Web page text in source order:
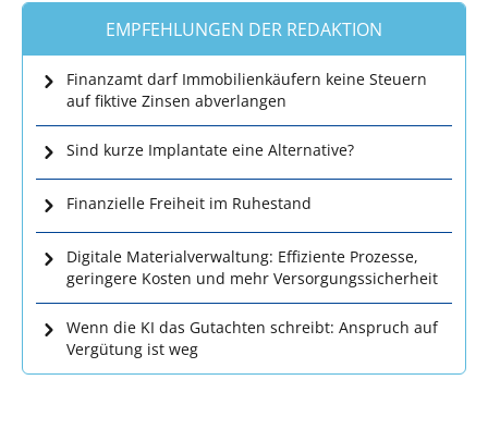
EMPFEHLUNGEN DER REDAKTION
Finanzamt darf Immobilienkäufern keine Steuern
auf fiktive Zinsen abverlangen
Sind kurze Implantate eine Alternative?
Finanzielle Freiheit im Ruhestand
Digitale Materialverwaltung: Effiziente Prozesse,
geringere Kosten und mehr Versorgungssicherheit
Wenn die KI das Gutachten schreibt: Anspruch auf
Vergütung ist weg